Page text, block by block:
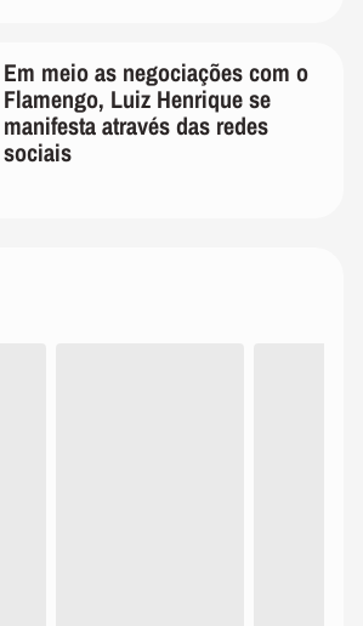
Em meio as negociações com o
Flamengo, Luiz Henrique se
manifesta através das redes
sociais